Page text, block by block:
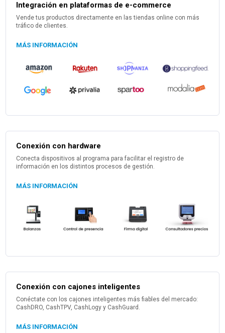
Integración en plataformas de e-commerce
Vende tus productos directamente en las tiendas online con más
tráfico de clientes.
MÁS INFORMACIÓN
Conexión con hardware
Conecta dispositivos al programa para facilitar el registro de
información en los distintos procesos de gestión.
MÁS INFORMACIÓN
Conexión con cajones inteligentes
Conéctate con los cajones inteligentes más fiables del mercado:
CashDRO, CashTPV, CashLogy y CashGuard.
MÁS INFORMACIÓN